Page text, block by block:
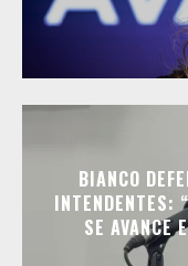
BIANCO
INTENDENTES:
SE AVANCE